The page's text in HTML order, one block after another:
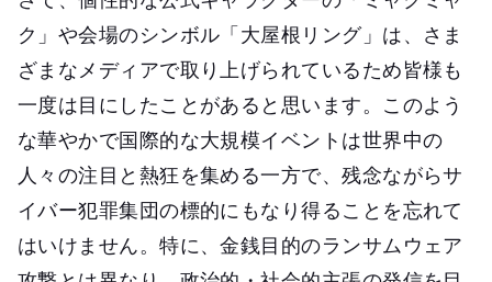
ク」や会場のシンボル「大屋根リング」は、さま
ざまなメディアで取り上げられているため皆様も
一度は目にしたことがあると思います。このよう
な華やかで国際的な大規模イベントは世界中の
人々の注目と熱狂を集める一方で、残念ながらサ
イバー犯罪集団の標的にもなり得ることを忘れて
はいけません。特に、金銭目的のランサムウェア